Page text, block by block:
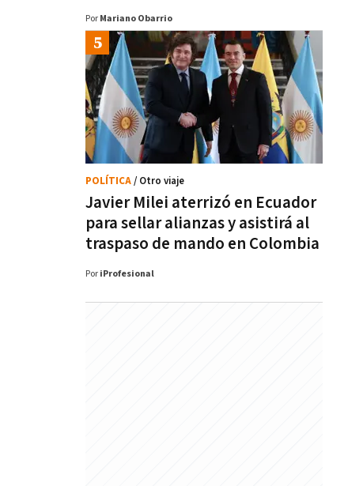
Por Mariano Obarrio
Javier Milei aterrizó en Ecuador
para sellar alianzas y asistirá al
traspaso de mando en Colombia
POLÍTICA/ Otro viaje
Por iProfesional